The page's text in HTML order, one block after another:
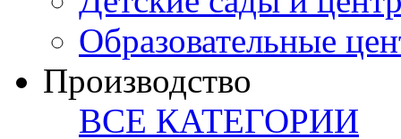
Образовательные
Производство
ВСЕ КАТЕГОРИИ